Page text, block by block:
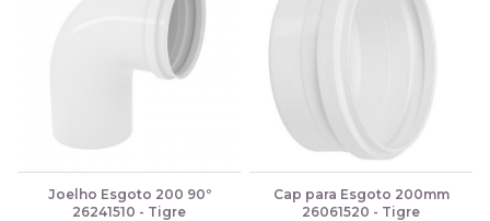
Joelho Esgoto 200 90º
26241510 - Tigre
Cap para Esgoto 200mm
26061520 - Tigre